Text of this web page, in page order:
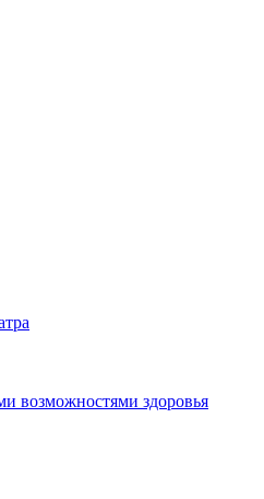
возможностями здоровья